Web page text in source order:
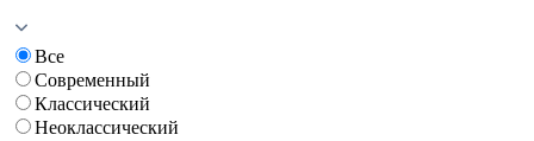
Все
Современный
Классический
Неоклассический